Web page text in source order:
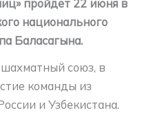
пройдет 22 июня в
национального
Баласагына.
союз, в
команды из
и Узбекистана.